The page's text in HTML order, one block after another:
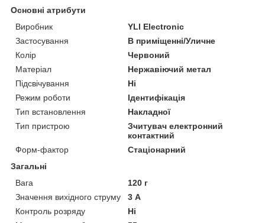
Основні атрибути
Виробник
YLI Electronic
Застосування
В приміщенні/Уличне
Колір
Червоний
Матеріал
Нержавіючий метал
Підсвічування
Ні
Режим роботи
Ідентифікація
Тип встановлення
Накладної
Тип пристрою
Зчитувач електронний
контактний
Форм-фактор
Стаціонарний
Загальні
Вага
120 г
Значення вихідного струму
3 А
Контроль розряду
Ні